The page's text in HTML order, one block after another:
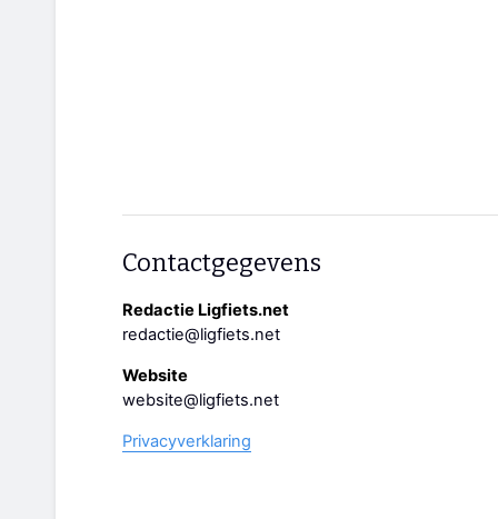
Contactgegevens
Redactie Ligfiets.net
redactie@ligfiets.net
Website
website@ligfiets.net
Privacyverklaring